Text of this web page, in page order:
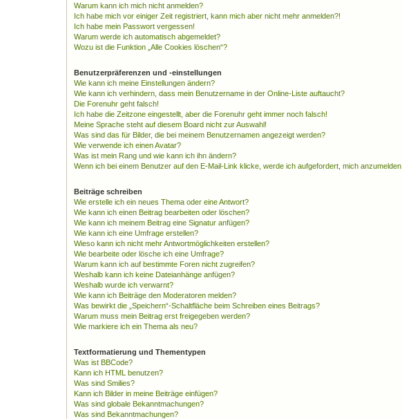
Warum kann ich mich nicht anmelden?
Ich habe mich vor einiger Zeit registriert, kann mich aber nicht mehr anmelden?!
Ich habe mein Passwort vergessen!
Warum werde ich automatisch abgemeldet?
Wozu ist die Funktion „Alle Cookies löschen“?
Benutzerpräferenzen und -einstellungen
Wie kann ich meine Einstellungen ändern?
Wie kann ich verhindern, dass mein Benutzername in der Online-Liste auftaucht?
Die Forenuhr geht falsch!
Ich habe die Zeitzone eingestellt, aber die Forenuhr geht immer noch falsch!
Meine Sprache steht auf diesem Board nicht zur Auswahl!
Was sind das für Bilder, die bei meinem Benutzernamen angezeigt werden?
Wie verwende ich einen Avatar?
Was ist mein Rang und wie kann ich ihn ändern?
Wenn ich bei einem Benutzer auf den E-Mail-Link klicke, werde ich aufgefordert, mich anzumelden.
Beiträge schreiben
Wie erstelle ich ein neues Thema oder eine Antwort?
Wie kann ich einen Beitrag bearbeiten oder löschen?
Wie kann ich meinem Beitrag eine Signatur anfügen?
Wie kann ich eine Umfrage erstellen?
Wieso kann ich nicht mehr Antwortmöglichkeiten erstellen?
Wie bearbeite oder lösche ich eine Umfrage?
Warum kann ich auf bestimmte Foren nicht zugreifen?
Weshalb kann ich keine Dateianhänge anfügen?
Weshalb wurde ich verwarnt?
Wie kann ich Beiträge den Moderatoren melden?
Was bewirkt die „Speichern“-Schaltfläche beim Schreiben eines Beitrags?
Warum muss mein Beitrag erst freigegeben werden?
Wie markiere ich ein Thema als neu?
Textformatierung und Thementypen
Was ist BBCode?
Kann ich HTML benutzen?
Was sind Smilies?
Kann ich Bilder in meine Beiträge einfügen?
Was sind globale Bekanntmachungen?
Was sind Bekanntmachungen?